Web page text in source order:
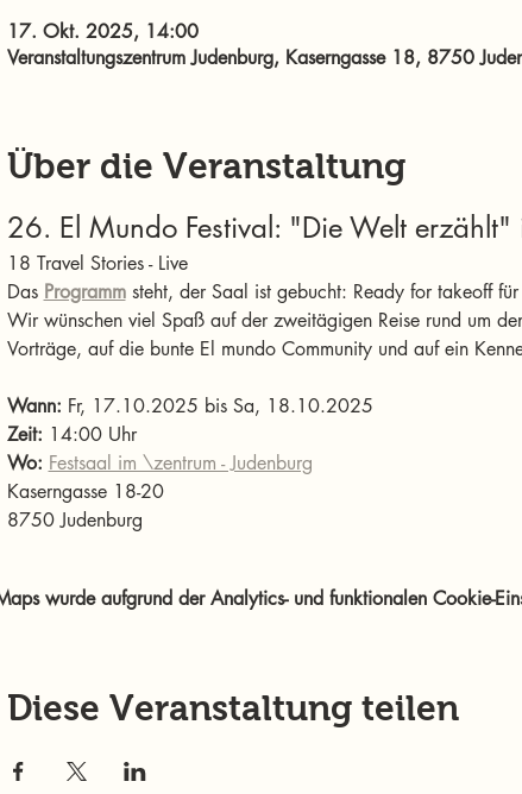
17. Okt. 2025, 14:00
Veranstaltungszentrum Judenburg, Kaserngasse 18, 8750
Über die Veranstaltung
26. El Mundo Festival: "Die Welt erzählt"
18 Travel Stories - Live
Das Programm steht, der Saal ist gebucht: Ready for takeoff
Wir wünschen viel Spaß auf der zweitägigen Reise rund um
Vorträge, auf die bunte El mundo Community und auf ein
Wann: Fr, 17.10.2025 bis Sa, 18.10.2025
Zeit: 14:00 Uhr
Wo: Festsaal im \zentrum - Judenburg
Kaserngasse 18-20
8750 Judenburg
wurde aufgrund der Analytics- und funktionalen Cookie-
Diese Veranstaltung teilen